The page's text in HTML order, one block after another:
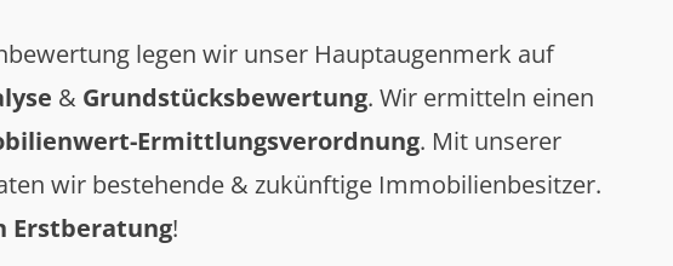
legen wir unser Hauptaugenmerk auf
& Grundstücksbewertung. Wir ermitteln einen
Ermittlungsverordnung. Mit unserer
wir bestehende & zukünftige Immobilienbesitzer.
Erstberatung!